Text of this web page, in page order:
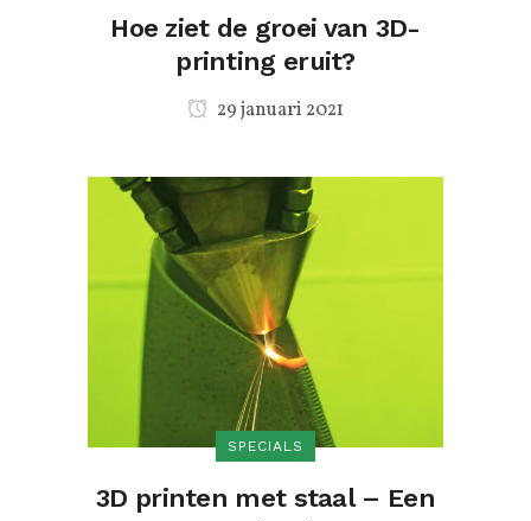
Hoe ziet de groei van 3D-
printing eruit?
29 januari 2021
SPECIALS
3D printen met staal – Een